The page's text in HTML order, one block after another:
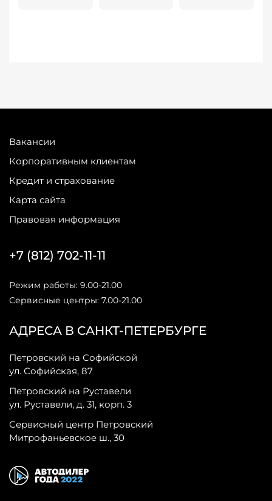
Вакансии
Корпоративным клиентам
Кредит и страхование
Карта сайта
Правовая информация
АДРЕСА В САНКТ-ПЕТЕРБУРГЕ
Петровский на Софийской
ул. Софийская, 87
Петровский на Руставели
ул. Руставели, д. 31, корп. 3
Сервисный центр Петровский
Митрофаньевское ш., 30
+7 (812) 702-11-11
Режим работы: 9.00-21.00
Сервисные центры: 7.00-21.00